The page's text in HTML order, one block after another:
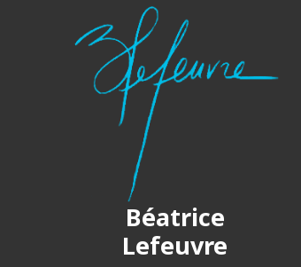
Béatrice
Lefeuvre